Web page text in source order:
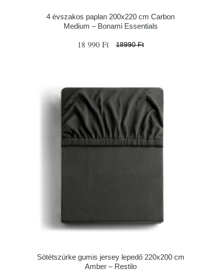
4 évszakos paplan 200x220 cm Carbon
Medium – Bonami Essentials
18 990 Ft 18990 Ft
Sötétszürke gumis jersey lepedő 220x200 cm
Amber – Restilo